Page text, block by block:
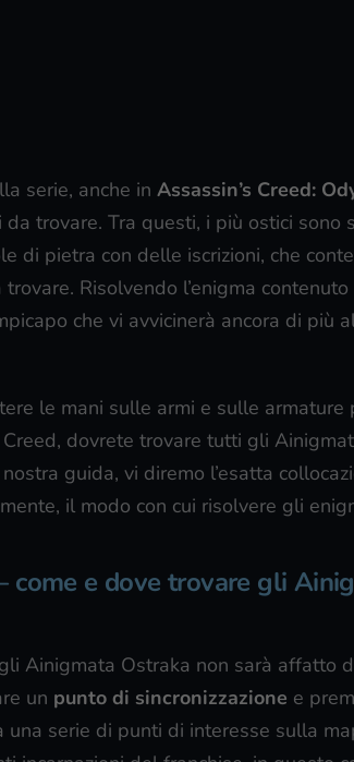
serie, anche in Assassin’s Creed:
trovare. Tra questi, i più ostici sono
di pietra con delle iscrizioni, che
Risolvendo l’enigma
che vi avvicinerà ancora di più
le mani sulle armi e sulle armature
dovrete trovare tutti gli
guida, vi diremo l’esatta
il modo con cui risolvere gli
come e dove trovare gli
Ainigmata Ostraka non sarà affatto
un punto di sincronizzazione e
serie di punti di interesse sulla